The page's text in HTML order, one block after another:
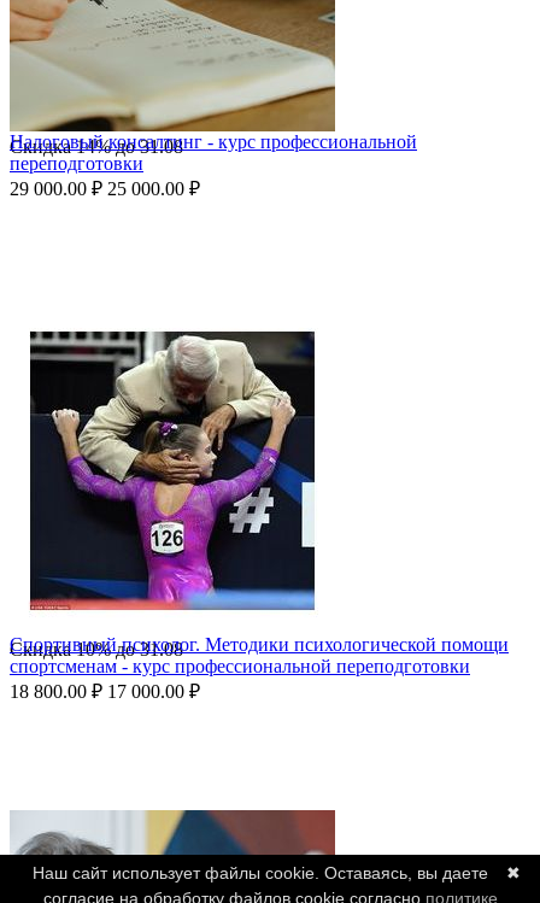
Скидка14%до31.08
Налоговый консалтинг - курс профессиональной
переподготовки
29 000.00 ₽ 25 000.00 ₽
Скидка10%до31.08
Спортивный психолог. Методики психологической помощи
спортсменам - курс профессиональной переподготовки
18 800.00 ₽ 17 000.00 ₽
✖
Наш сайт использует файлы cookie. Оставаясь, вы даете
согласие на обработку файлов cookie согласно политике